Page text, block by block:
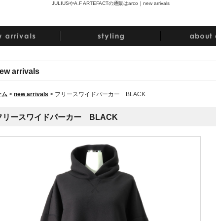
JULIUSやA.F ARTEFACTの通販はarco｜ new arrivals
arrivals
ム > new arrivals > フリースワイドパーカー BLACK
リースワイドパーカー BLACK